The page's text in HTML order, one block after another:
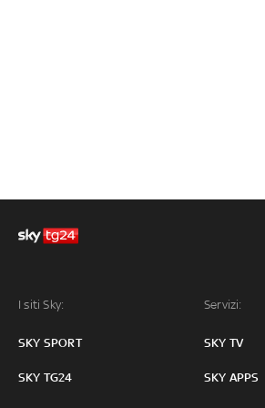
I siti Sky:
SKY SPORT
SKY TG24
Servizi:
SKY TV
SKY APPS